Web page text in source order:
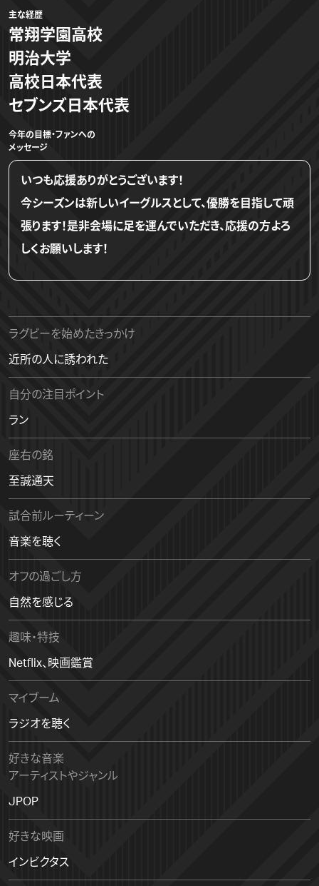
主な経歴
常翔学園高校
明治大学
高校日本代表
セブンズ日本代表
今年の目標・ファンへの
メッセージ
いつも応援ありがとうございます！
今シーズンは新しいイーグルスとして、優勝を目指して頑
張ります！是非会場に足を運んでいただき、応援の方よろ
しくお願いします！
ラグビーを始めたきっかけ
近所の人に誘われた
自分の注目ポイント
ラン
座右の銘
至誠通天
試合前ルーティーン
音楽を聴く
オフの過ごし方
自然を感じる
趣味・特技
Netflix、映画鑑賞
マイブーム
ラジオを聴く
好きな音楽
アーティストやジャンル
JPOP
好きな映画
インビクタス